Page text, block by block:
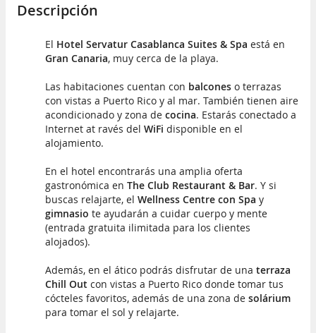
Descripción
El Hotel Servatur Casablanca Suites & Spa está en
Gran Canaria, muy cerca de la playa.
Las habitaciones cuentan con balcones o terrazas
con vistas a Puerto Rico y al mar. También tienen aire
acondicionado y zona de cocina. Estarás conectado a
Internet at ravés del WiFi disponible en el
alojamiento.
En el hotel encontrarás una amplia oferta
gastronómica en The Club Restaurant & Bar. Y si
buscas relajarte, el Wellness Centre con Spa y
gimnasio te ayudarán a cuidar cuerpo y mente
(entrada gratuita ilimitada para los clientes
alojados).
Además, en el ático podrás disfrutar de una terraza
Chill Out con vistas a Puerto Rico donde tomar tus
cócteles favoritos, además de una zona de solárium
para tomar el sol y relajarte.